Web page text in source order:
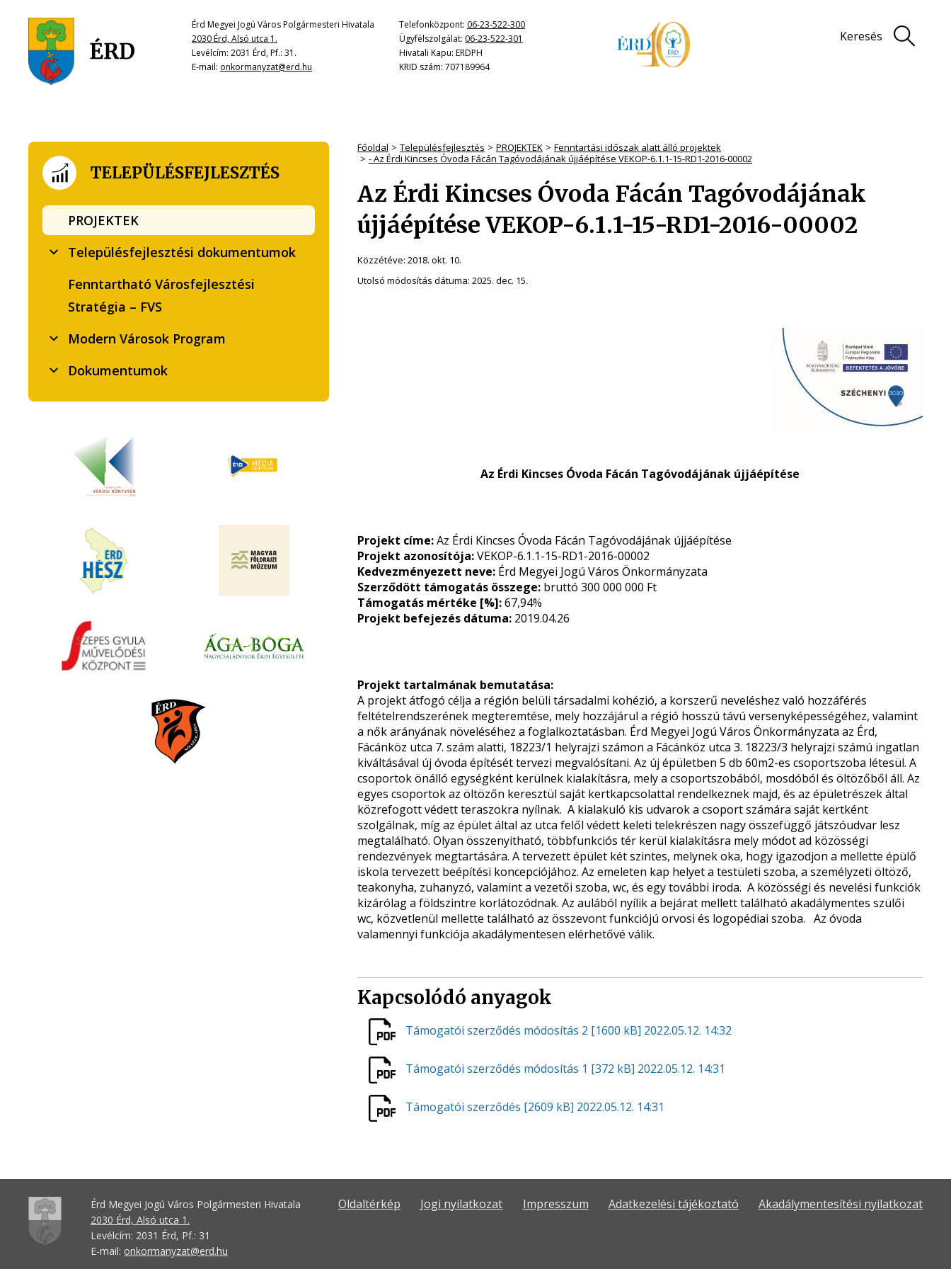
Érd Megyei Jogú Város Polgármesteri Hivatala
2030 Érd, Alsó utca 1.
Levélcím: 2031 Érd, Pf.: 31.
E-mail: onkormanyzat@erd.hu
Telefonközpont: 06-23-522-300
Ügyfélszolgálat: 06-23-522-301
Hivatali Kapu: ERDPH
KRID szám: 707189964
Keresés
Főoldal Településfejlesztés PROJEKTEK
Fenntartási időszak alatt álló projektek
- Az Érdi Kincses Óvoda Fácán Tagóvodájának újjáépítése VEKOP-6.1.1-15-RD1-2016-00002
Az Érdi Kincses Óvoda Fácán Tagóvodájának
újjáépítése VEKOP-6.1.1-15-RD1-2016-00002
Közzétéve: 2018. okt. 10.
Utolsó módosítás dátuma: 2025. dec. 15.
Az Érdi Kincses Óvoda Fácán Tagóvodájának újjáépítése
Projekt címe:Az Érdi Kincses Óvoda Fácán Tagóvodájának újjáépítése
Projekt azonosítója:VEKOP-6.1.1-15-RD1-2016-00002
Kedvezményezett neve: Érd Megyei Jogú Város Önkormányzata
Szerződött támogatás összege: bruttó 300 000 000 Ft
Támogatás mértéke [%]:67,94%
Projekt befejezés dátuma: 2019.04.26
Projekt tartalmának bemutatása:
A projekt átfogó célja a régión belüli társadalmi kohézió, a korszerű neveléshez való hozzáférés
feltételrendszerének megteremtése, mely hozzájárul a régió hosszú távú versenyképességéhez, valamint
a nők arányának növeléséhez a foglalkoztatásban. Érd Megyei Jogú Város Önkormányzata az Érd,
Fácánköz utca 7. szám alatti, 18223/1 helyrajzi számon a Fácánköz utca 3. 18223/3 helyrajzi számú ingatlan
kiváltásával új óvoda építését tervezi megvalósítani. Az új épületben 5 db 60m2-es csoportszoba létesül. A
csoportok önálló egységként kerülnek kialakításra, mely a csoportszobából, mosdóból és öltözőből áll. Az
egyes csoportok az öltözőn keresztül saját kertkapcsolattal rendelkeznek majd, és az épületrészek által
közrefogott védett teraszokra nyílnak. A kialakuló kis udvarok a csoport számára saját kertként
szolgálnak, míg az épület által az utca felől védett keleti telekrészen nagy összefüggő játszóudvar lesz
megtalálható. Olyan összenyitható, többfunkciós tér kerül kialakításra mely módot ad közösségi
rendezvények megtartására. A tervezett épület két szintes, melynek oka, hogy igazodjon a mellette épülő
iskola tervezett beépítési koncepciójához. Az emeleten kap helyet a testületi szoba, a személyzeti öltöző,
teakonyha, zuhanyzó, valamint a vezetői szoba, wc, és egy további iroda. A közösségi és nevelési funkciók
kizárólag a földszintre korlátozódnak. Az aulából nyílik a bejárat mellett található akadálymentes szülői
wc, közvetlenül mellette található az összevont funkciójú orvosi és logopédiai szoba. Az óvoda
valamennyi funkciója akadálymentesen elérhetővé válik.
Kapcsolódó anyagok
Támogatói szerződés módosítás 2 [1600 kB] 2022.05.12. 14:32
Támogatói szerződés módosítás 1 [372 kB] 2022.05.12. 14:31
Támogatói szerződés [2609 kB] 2022.05.12. 14:31
TELEPÜLÉSFEJLESZTÉS
PROJEKTEK
Településfejlesztési dokumentumok
Fenntartható Városfejlesztési
Stratégia – FVS
Modern Városok Program
Dokumentumok
Érd Megyei Jogú Város Polgármesteri Hivatala
2030 Érd, Alsó utca 1.
Levélcím: 2031 Érd, Pf.: 31
E-mail: onkormanyzat@erd.hu
Oldaltérkép Jogi nyilatkozat Impresszum Adatkezelési tájékoztató Akadálymentesítési nyilatkozat